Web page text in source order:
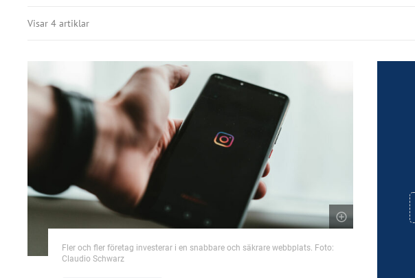
Visar 4 artiklar
Fler och fler företag investerar i en snabbare och säkrare webbplats. Foto:
Claudio Schwarz